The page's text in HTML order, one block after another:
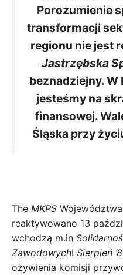
Porozumienie
transformacji
regionu nie jest
Jastrzębska
beznadziejny.
jesteśmy na
finansowej.
Śląska przy
The MKPS
reaktywowano 13
wchodzą m.in
ZawodowychI Sierpień
ożywienia komisji